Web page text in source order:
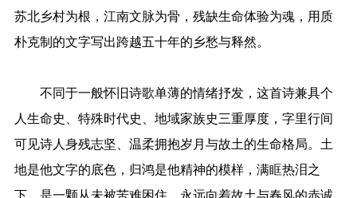
苏北乡村为根，江南文脉为骨，残缺生命体验为魂，用质
朴克制的文字写出跨越五十年的乡愁与释然。
不同于一般怀旧诗歌单薄的情绪抒发，这首诗兼具个
人生命史、特殊时代史、地域家族史三重厚度，字里行间
可见诗人身残志坚、温柔拥抱岁月与故土的生命格局。土
地是他文字的底色，归鸿是他精神的模样，满眶热泪之